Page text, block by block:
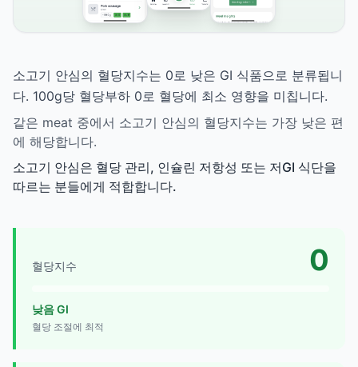
소고기 안심의 혈당지수는 0로 낮은 GI 식품으로 분류됩니
다. 100g당 혈당부하 0로 혈당에 최소 영향을 미칩니다.
같은 meat 중에서 소고기 안심의 혈당지수는 가장 낮은 편
에 해당합니다.
소고기 안심은 혈당 관리, 인슐린 저항성 또는 저GI 식단을
따르는 분들에게 적합합니다.
혈당지수 0
낮음 GI
혈당 조절에 최적